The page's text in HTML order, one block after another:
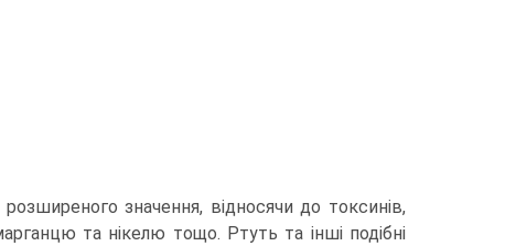
значення, відносячи до токсинів,
та нікелю тощо. Ртуть та інші подібні